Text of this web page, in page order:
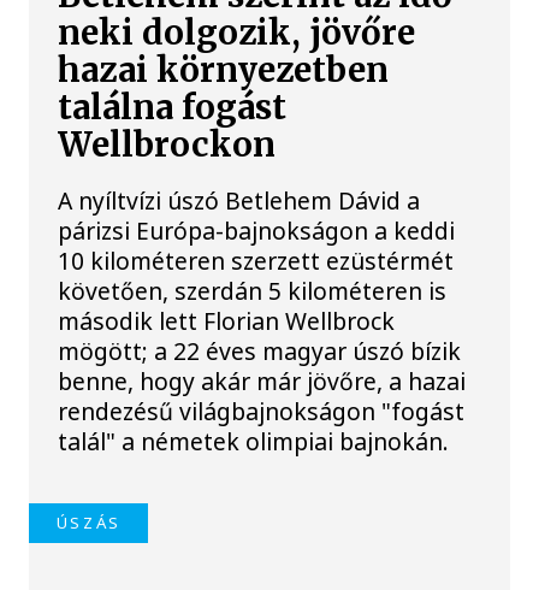
neki dolgozik, jövőre
hazai környezetben
találna fogást
Wellbrockon
A nyíltvízi úszó Betlehem Dávid a
párizsi Európa-bajnokságon a keddi
10 kilométeren szerzett ezüstérmét
követően, szerdán 5 kilométeren is
második lett Florian Wellbrock
mögött; a 22 éves magyar úszó bízik
benne, hogy akár már jövőre, a hazai
rendezésű világbajnokságon "fogást
talál" a németek olimpiai bajnokán.
ÚSZÁS